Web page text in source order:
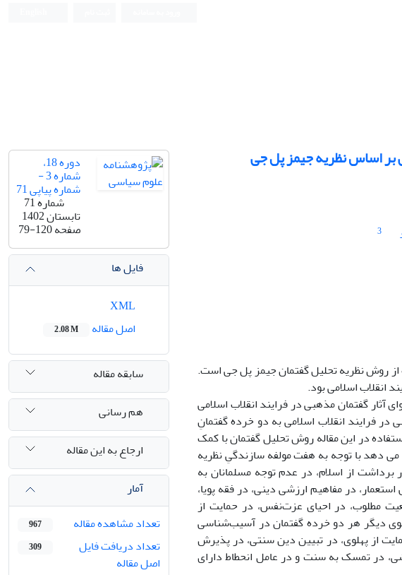
بر اساس نظریه جیمز پل جی
3
از روش نظریه تحلیل گفتمان جیمز پل جی است.
انقلاب اسلامی بود.
گفتمان مذهبی در فرایند انقلاب اسلامی
فرایند انقلاب اسلامی به دو خرده گفتمانِ
در این مقاله روش تحلیل گفتمان با کمک
دهد با توجه به هفت مولفه سازندگیِ نظریه
از اسلام، در عدم توجه مسلمانان به
در مفاهیم ارزشی دینی، در فقه پویا،
مطلوب، در احیای عزت‌نفس، در حمایت از
دیگر هر دو خرده گفتمان در آسیب‌شناسی
از پهلوی، در تبیین دین سنتی، در پذیرش
در تمسک به سنت و در عامل انحطاط دارای
دوره 18،
شماره 3 -
شماره پیاپی 71
شماره 71
تابستان 1402
صفحه79-120
فایل ها
اصل مقاله
2.08 M
سابقه مقاله
هم رسانی
ارجاع به این مقاله
آمار
تعداد مشاهده مقاله
967
تعداد دریافت فایل
اصل مقاله
309